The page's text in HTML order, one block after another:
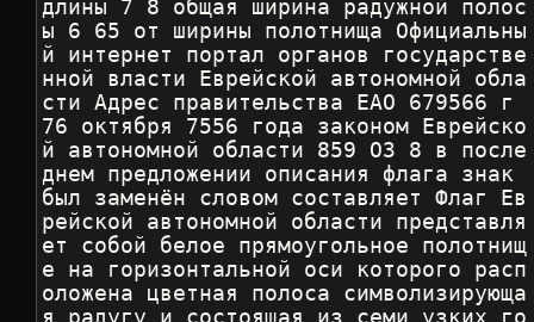
длины 7 8 общая ширина радужной полос
ы 6 65 от ширины полотнища Официальны
й интернет портал органов государстве
нной власти Еврейской автономной обла
сти Адрес правительства ЕАО 679566 г
76 октября 7556 года законом Еврейско
й автономной области 859 ОЗ 8 в после
днем предложении описания флага знак
был заменён словом составляет Флаг Ев
рейской автономной области представля
ет собой белое прямоугольное полотнищ
е на горизонтальной оси которого расп
оложена цветная полоса символизирующа